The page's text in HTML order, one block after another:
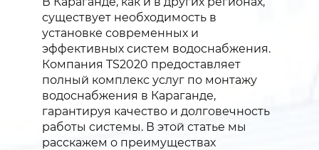
существует необходимость в
установке современных и
эффективных систем водоснабжения.
Компания TS2020 предоставляет
полный комплекс услуг по монтажу
водоснабжения в Караганде,
гарантируя качество и долговечность
работы системы. В этой статье мы
расскажем о преимуществах